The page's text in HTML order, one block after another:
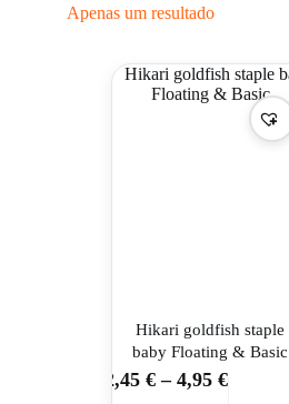
Apenas um resultado
Hikari goldfish staple
baby Floating & Basic
2,45 €– 4,95 €
This